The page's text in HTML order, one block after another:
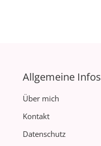
Allgemeine Infos
Über mich
Kontakt
Datenschutz